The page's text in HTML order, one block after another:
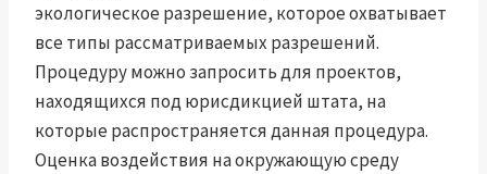
экологическое разрешение, которое охватывает
все типы рассматриваемых разрешений.
Процедуру можно запросить для проектов,
находящихся под юрисдикцией штата, на
которые распространяется данная процедура.
Оценка воздействия на окружающую среду